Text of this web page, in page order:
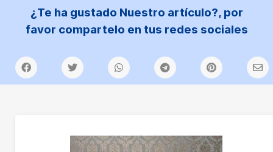
¿Te ha gustado Nuestro artículo?, por
favor compartelo en tus redes sociales